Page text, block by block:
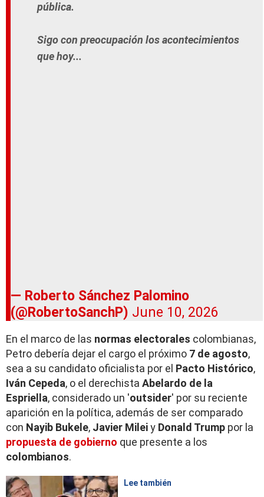
pública.
Sigo con preocupación los acontecimientos
que hoy...
— Roberto Sánchez Palomino
(@RobertoSanchP) June 10, 2026
En el marco de las normas electorales colombianas,
Petro debería dejar el cargo el próximo 7 de agosto,
sea a su candidato oficialista por el Pacto Histórico,
Iván Cepeda, o el derechista Abelardo de la
Espriella, considerado un 'outsider' por su reciente
aparición en la política, además de ser comparado
con Nayib Bukele, Javier Mileiy Donald Trump por la
propuesta de gobierno que presente a los
colombianos.
Lee también